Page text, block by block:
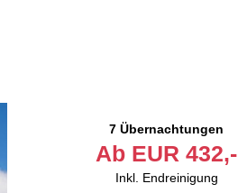
7 Übernachtungen
Ab EUR 432,-
Inkl. Endreinigung